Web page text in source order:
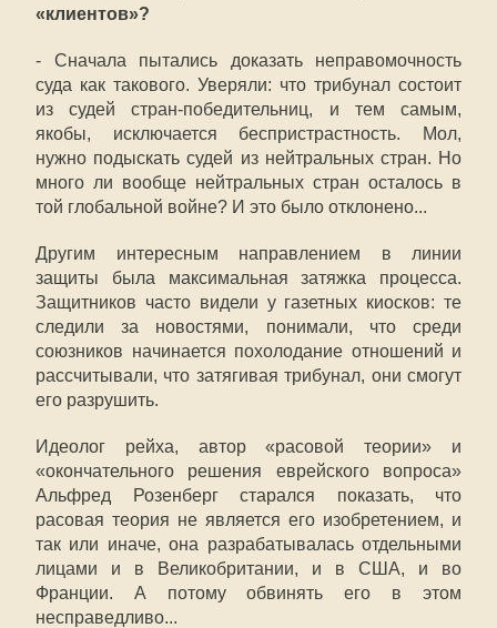
«клиентов»?
- Сначала пытались доказать неправомочность
суда как такового. Уверяли: что трибунал состоит
из судей стран-победительниц, и тем самым,
якобы, исключается беспристрастность. Мол,
нужно подыскать судей из нейтральных стран. Но
много ли вообще нейтральных стран осталось в
той глобальной войне? И это было отклонено...
Другим интересным направлением в линии
защиты была максимальная затяжка процесса.
Защитников часто видели у газетных киосков: те
следили за новостями, понимали, что среди
союзников начинается похолодание отношений и
рассчитывали, что затягивая трибунал, они смогут
его разрушить.
Идеолог рейха, автор «расовой теории» и
«окончательного решения еврейского вопроса»
Альфред Розенберг старался показать, что
расовая теория не является его изобретением, и
так или иначе, она разрабатывалась отдельными
лицами и в Великобритании, и в США, и во
Франции. А потому обвинять его в этом
несправедливо...